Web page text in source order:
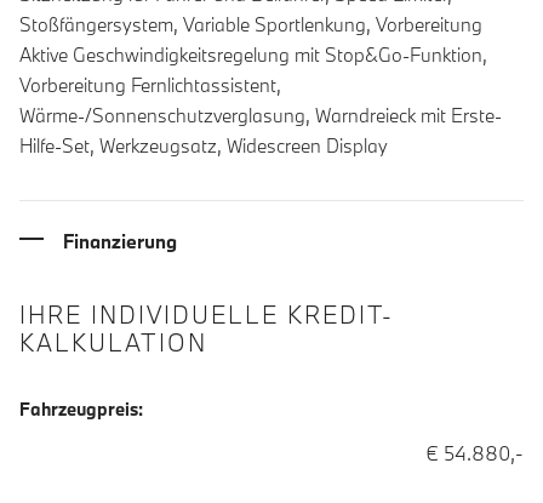
Stoßfängersystem, Variable Sportlenkung, Vorbereitung
Aktive Geschwindigkeitsregelung mit Stop&Go-Funktion,
Vorbereitung Fernlichtassistent,
Wärme-/Sonnenschutzverglasung, Warndreieck mit Erste-
Hilfe-Set, Werkzeugsatz, Widescreen Display
Finanzierung
IHRE INDIVIDUELLE KREDIT-
KALKULATION
Fahrzeugpreis:
€ 54.880,-